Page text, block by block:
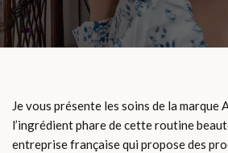
Je vous présente les soins de la marque
l’ingrédient phare de cette routine
entreprise française qui propose des